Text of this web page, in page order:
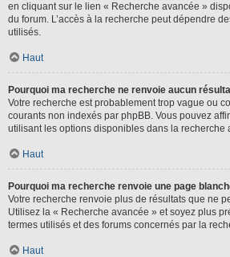
en cliquant sur le lien « Recherche avancée »
du forum. L’accès à la recherche peut dépendre
utilisés.
Haut
Pourquoi ma recherche ne renvoie aucun
Votre recherche est probablement trop vague ou
courants non indexés par phpBB. Vous pouvez
utilisant les options disponibles dans la recherche
Haut
Pourquoi ma recherche renvoie une page
Votre recherche renvoie plus de résultats que ne
Utilisez la « Recherche avancée » et soyez plus
termes utilisés et des forums concernés par la
Haut